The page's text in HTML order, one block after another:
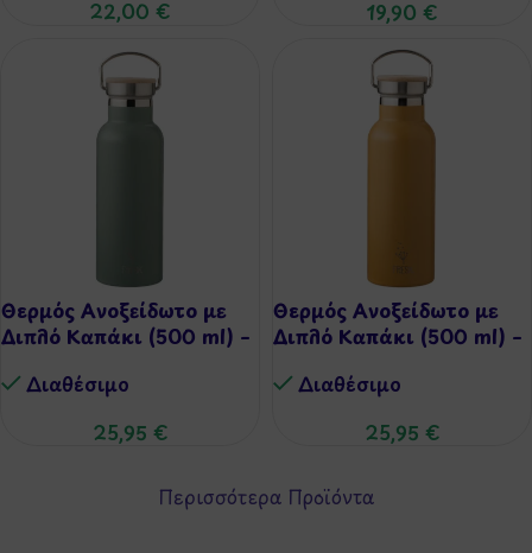
22,00 € 19,90 €
Θερμός Ανοξείδωτο με
Διπλό Καπάκι (500 ml) –
Διαθέσιμo
25,95 €
Θερμός Ανοξείδωτο με
Διπλό Καπάκι (500 ml) –
Διαθέσιμo
25,95 €
Περισσότερα Προϊόντα